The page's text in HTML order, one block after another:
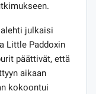
julkaisi
Little Paddoxin
päättivät, että
aikaan
kokoontui